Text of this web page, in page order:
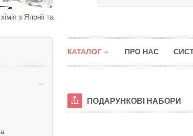
з Японії та
КАТАЛОГ ПРО НАС
ПОДАРУНКОВІ НАБОРИ